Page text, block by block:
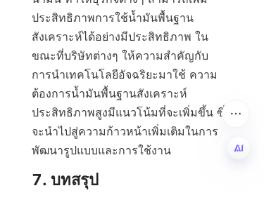
ประสิทธิภาพการใช้น้ำมันพื้นฐาน
สังเคราะห์ได้อย่างมีประสิทธิภาพ ใน
ขณะที่บริษัทต่างๆ ให้ความสำคัญกับ
การนำเทคโนโลยีอัจฉริยะมาใช้ ความ
ต้องการน้ำมันพื้นฐานสังเคราะห์
ประสิทธิภาพสูงมีแนวโน้มที่จะเพิ่มขึ้น ซึ่ง
จะนำไปสู่ความก้าวหน้าเพิ่มเติมในการ
พัฒนารูปแบบและการใช้งาน
TH